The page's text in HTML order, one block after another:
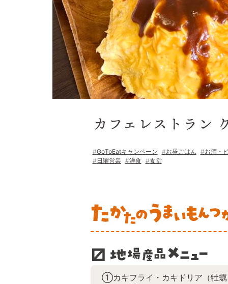
カフェレストラン
GoToEatキャンペーン お昼ごはん
お酒・
日曜営業
洋食 食堂
①カキフライ・カキドリア（牡